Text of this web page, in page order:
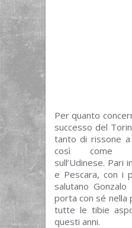
Per quanto
successo del
tanto di rissone
così come
sull’Udinese. Pari
e Pescara, con i
salutano
porta con sé nella
tutte le tibie
questi anni.